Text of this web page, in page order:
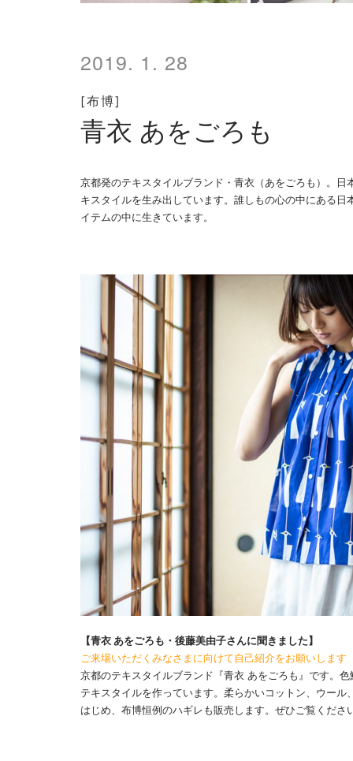
2019. 1. 28
[布博]
青衣 あをごろも
京都発のテキスタイルブランド・青衣（あをごろも）。
キスタイルを生み出しています。誰しもの心の中にある
イテムの中に生きています。
【青衣 あをごろも・後藤美由子さんに聞きました】
ご来場いただくみなさまに向けて自己紹介をお願いします
京都のテキスタイルブランド『青衣 あをごろも』です。
テキスタイルを作っています。柔らかいコットン、ウー
はじめ、布博恒例のハギレも販売します。ぜひご覧くださ